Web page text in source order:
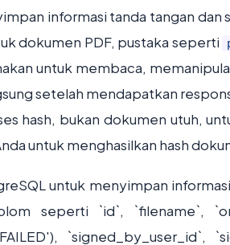
informasi tanda tangan
dokumen PDF, pustaka seperti
untuk membaca,
setelah mendapatkan
hash, bukan dokumen utuh,
untuk menghasilkan hash
untuk menyimpan
seperti `id`, `filename`,
`signed_by_user_id`,